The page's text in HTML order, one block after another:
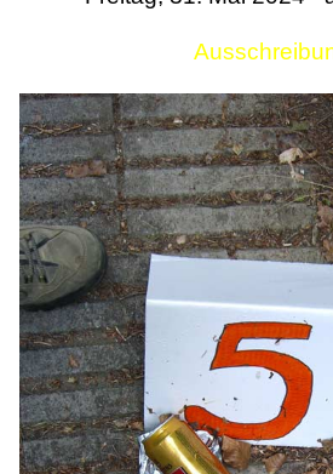
Termine